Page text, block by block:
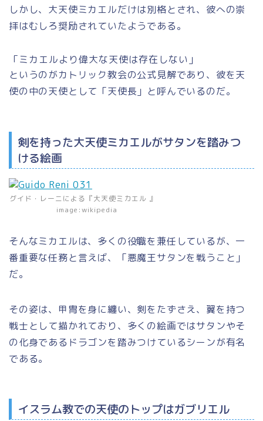
しかし、大天使ミカエルだけは別格とされ、彼への崇
拝はむしろ奨励されていたようである。
「ミカエルより偉大な天使は存在しない」
というのがカトリック教会の公式見解であり、彼を天
使の中の天使として 「天使長」 と呼んでいるのだ。
剣を持った大天使ミカエルがサタンを踏みつ
ける絵画
グイド・レーニによる『大天使ミカエル 』
image:wikipedia
そんなミカエルは、多くの役職を兼任しているが、一
番重要な任務と言えば、
「悪魔王サタンを戦うこと」
だ。
その姿は、甲冑を身に纏い、剣をたずさえ、翼を持つ
戦士として描かれており、多くの絵画ではサタンやそ
の化身であるドラゴンを踏みつけているシーンが有名
である。
イスラム教での天使のトップはガブリエル